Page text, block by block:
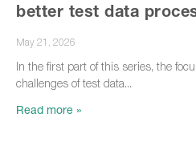
better test data
May 21, 2026
In the first part of this series, the
challenges of test data
Read more »